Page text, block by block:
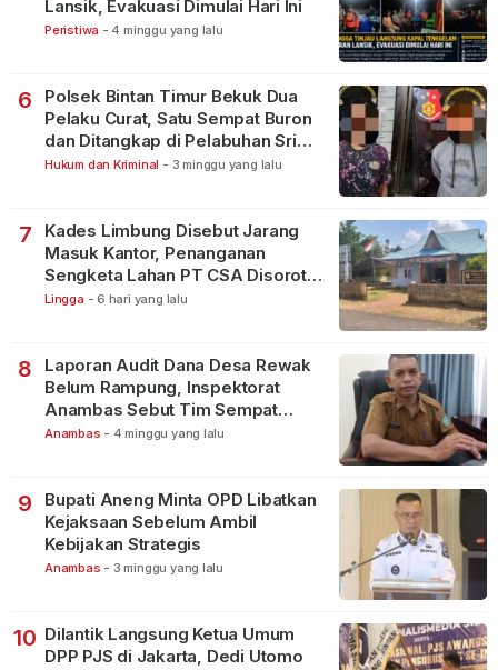
Lansik, Evakuasi Dimulai Hari Ini
Peristiwa - 4 minggu yang lalu
6
Polsek Bintan Timur Bekuk Dua
Pelaku Curat, Satu Sempat Buron
dan Ditangkap di Pelabuhan Sri
Bintan Pura
Hukum dan Kriminal - 3 minggu yang lalu
7
Kades Limbung Disebut Jarang
Masuk Kantor, Penanganan
Sengketa Lahan PT CSA Disorot
Warga
Lingga - 6 hari yang lalu
8
Laporan Audit Dana Desa Rewak
Belum Rampung, Inspektorat
Anambas Sebut Tim Sempat
Terbagi Tangani Kasus Lain
Anambas - 4 minggu yang lalu
9
Bupati Aneng Minta OPD Libatkan
Kejaksaan Sebelum Ambil
Kebijakan Strategis
Anambas - 3 minggu yang lalu
10 Dilantik Langsung Ketua Umum
DPP PJS di Jakarta, Dedi Utomo